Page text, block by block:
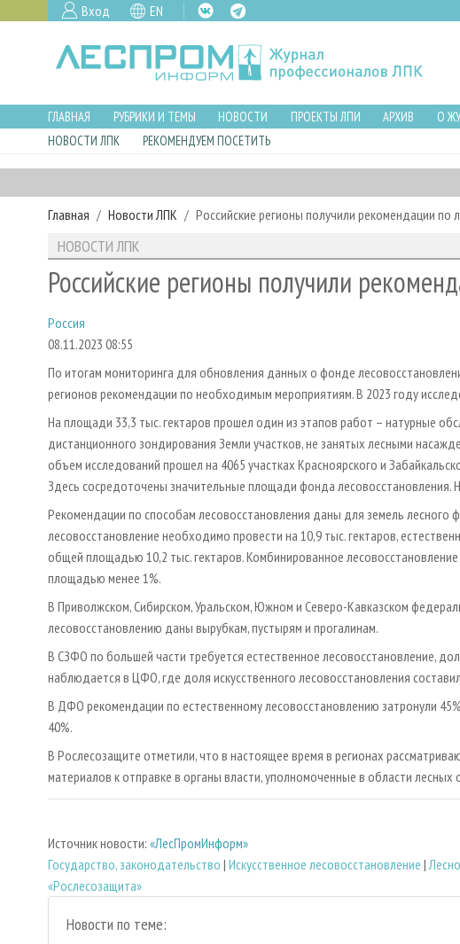
Вход EN
ГЛАВНАЯ РУБРИКИ И ТЕМЫ НОВОСТИ ПРОЕКТЫ ЛПИ АРХИВ О
НОВОСТИ ЛПК
РЕКОМЕНДУЕМ ПОСЕТИТЬ
Главная Новости ЛПК Российские регионы получили рекомендации по
НОВОСТИ ЛПК
Российские регионы получили
Россия
08.11.2023 08:55
По итогам мониторинга для обновления данных о фонде
регионов рекомендации по необходимым мероприятиям. В 2023 году
На площади 33,3 тыс. гектаров прошел один из этапов работ – натурные
дистанционного зондирования Земли участков, не занятых лесными
объем исследований прошел на 4065 участках Красноярского и
Здесь сосредоточены значительные площади фонда
Рекомендации по способам лесовосстановления даны для земель
лесовосстановление необходимо провести на 10,9 тыс. гектаров,
общей площадью 10,2 тыс. гектаров. Комбинированное
площадью менее 1%.
В Приволжском, Сибирском, Уральском, Южном и Северо-Кавказском
лесовосстановлению даны вырубкам, пустырям и прогалинам.
В СЗФО по большей части требуется естественное лесовосстановление,
наблюдается в ЦФО, где доля искусственного лесовосстановления
В ДФО рекомендации по естественному лесовосстановлению затронули
40%.
В Рослесозащите отметили, что в настоящее время в регионах
материалов к отправке в органы власти, уполномоченные в области лесных
Источник новости: «ЛесПромИнформ»
Государство, законодательство | Искусственное лесовосстановление |
«Рослесозащита»
Новости по теме: